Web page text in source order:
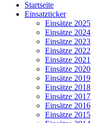
Startseite
Einsatzticker
Einsätze 2025
Einsätze 2024
Einsätze 2023
Einsätze 2022
Einsätze 2021
Einsätze 2020
Einsätze 2019
Einsätze 2018
Einsätze 2017
Einsätze 2016
Einsätze 2015